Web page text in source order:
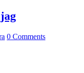
0 Comments